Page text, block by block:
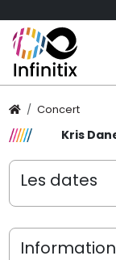
Concert
Kris
Les dates
Information